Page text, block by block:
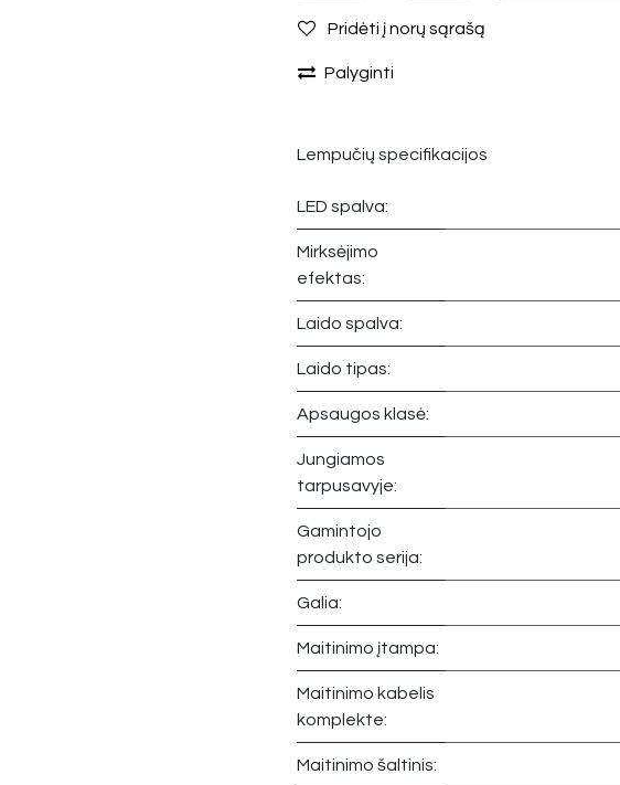
Pridėti į norų sąrašą
Palyginti
Lempučių specifikacijos
LED spalva:
Mirksėjimo
efektas:
Laido spalva:
Laido tipas:
Apsaugos klasė:
Jungiamos
tarpusavyje:
Gamintojo
produkto serija:
Galia:
Maitinimo įtampa:
Maitinimo kabelis
komplekte:
Maitinimo šaltinis: